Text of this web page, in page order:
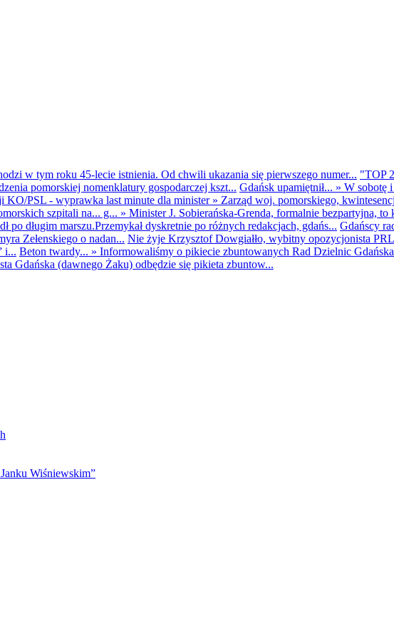
w tym roku 45-lecie istnienia. Od chwili ukazania się pierwszego numer... "TOP
pomorskiej nomenklatury gospodarczej kszt... Gdańsk upamiętnił... » W sobotę
KO/PSL - wyprawka last minute dla minister» Zarząd woj. pomorskiego,
szpitali na... g... » Minister J. Sobierańska-Grenda, formalnie bezpartyjna,
po długim marszu.Przemykał dyskretnie po różnych redakcjach, gdańs... Gdańscy
Zełenskiego o nadan... Nie żyje Krzysztof Dowgiałło, wybitny opozycjonista
i... Beton twardy... » Informowaliśmy o pikiecie zbuntowanych Rad Dzielnic
Gdańska (dawnego Żaku) odbędzie się pikieta zbuntow...
Wiśniewskim”